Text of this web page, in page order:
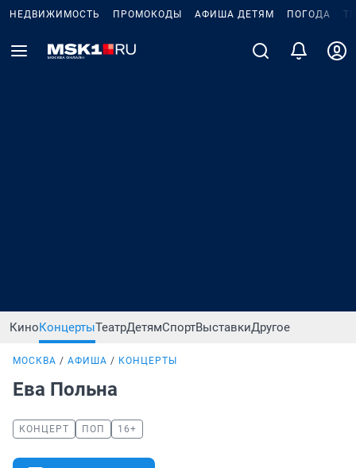
НЕДВИЖИМОСТЬ ПРОМОКОДЫ АФИША ДЕТЯМ ПОГОДА
КиноКонцертыТеатрДетямСпортВыставкиДругое
МОСКВА АФИША КОНЦЕРТЫ
Ева Польна
КОНЦЕРТ ПОП 16+